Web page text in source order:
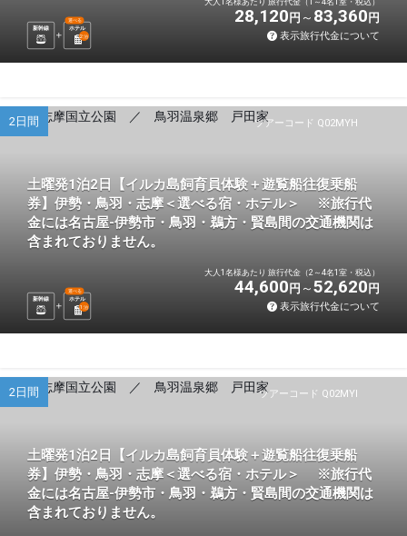
新幹線 ホテル
選べる
2泊
28,120 円 83,360 円
表示旅行代金について
ツアーコード Q02MYH
2日間
土曜発1泊2日【イルカ島飼育員体験＋遊覧船往復乗船
券】伊勢・鳥羽・志摩＜選べる宿・ホテル＞ ※旅行代
金には名古屋-伊勢市・鳥羽・鵜方・賢島間の交通機関は
含まれておりません。
新幹線 ホテル
選べる
1 泊
大人1名様あたり 旅行代金（2～4名1室・税込）
44,600 円 52,620 円
表示旅行代金について
ツアーコード Q02MYI
2日間
土曜発1泊2日【イルカ島飼育員体験＋遊覧船往復乗船
券】伊勢・鳥羽・志摩＜選べる宿・ホテル＞ ※旅行代
金には名古屋-伊勢市・鳥羽・鵜方・賢島間の交通機関は
含まれておりません。